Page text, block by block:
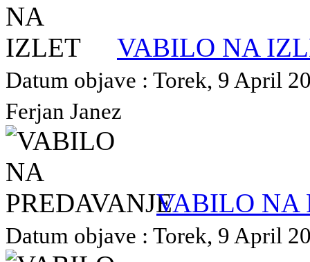
VABILO NA
Datum objave : Torek, 9 April
Ferjan Janez
VABILO NA
Datum objave : Torek, 9 April